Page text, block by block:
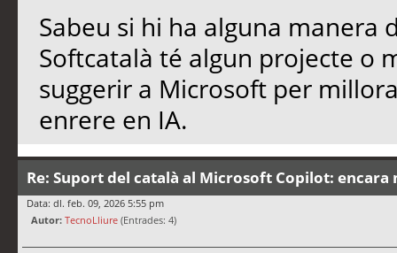
Sabeu si hi ha alguna manera
Softcatalà té algun projecte o
suggerir a Microsoft per
enrere en IA.
Re: Suport del català al Microsoft Copilot:
Data: dl. feb. 09, 2026 5:55 pm
Autor: TecnoLliure (Entrades: 4)